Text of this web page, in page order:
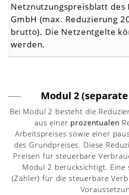
Netznutzungspreisblatt
GmbH (max. Reduzierung
brutto). Die Netzentgelte
werden.
Modul 2
Bei Modul 2 besteht die
aus einer prozentualen
Arbeitspreises sowie einer
des Grundpreises. Diese
Preisen für steuerbare
Modul 2 berücksichtigt. Eine
(Zähler) für die steuerbare